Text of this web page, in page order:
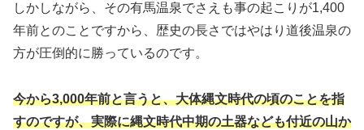
しかしながら、その有馬温泉でさえも事の起こりが1,400
年前とのことですから、歴史の長さではやはり道後温泉の
方が圧倒的に勝っているのです。
今から3,000年前と言うと、大体縄文時代の頃のことを指
すのですが、実際に縄文時代中期の土器なども付近の山か